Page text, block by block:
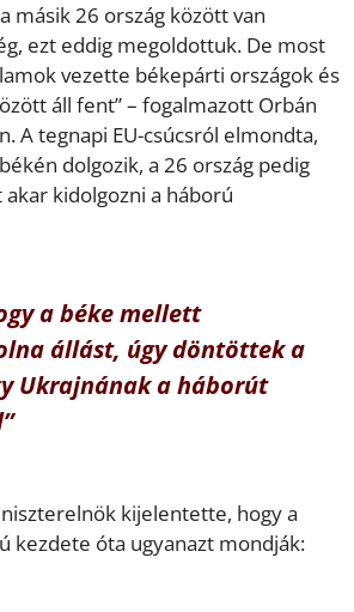
másik 26 ország között van
ezt eddig megoldottuk. De most
vezette békepárti országok és
áll fent” – fogalmazott Orbán
A tegnapi EU-csúcsról elmondta,
dolgozik, a 26 ország pedig
kidolgozni a háború
a béke mellett
állást, úgy döntöttek a
Ukrajnának a háborút
kijelentette, hogy a
kezdete óta ugyanazt mondják: